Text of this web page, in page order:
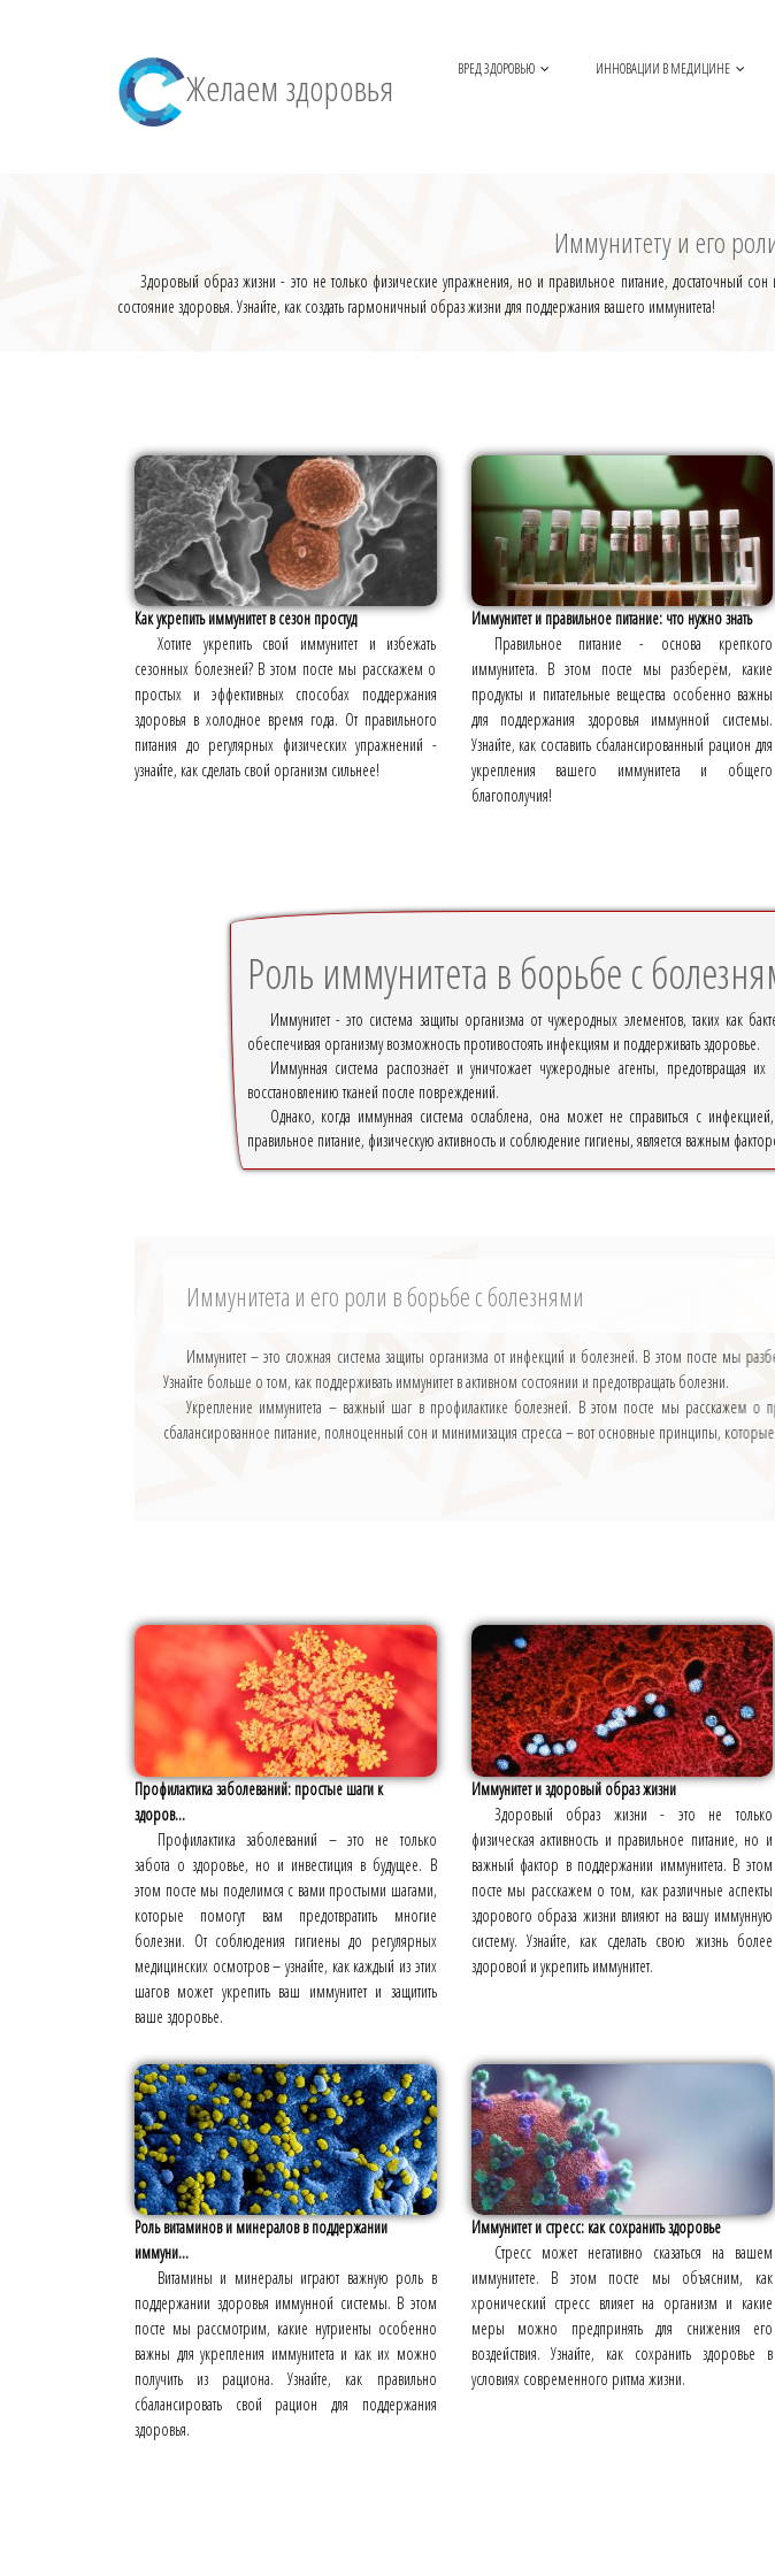
Желаем здоровья ВРЕД ЗДОРОВЬЮ ИННОВАЦИИ В МЕДИЦИНЕ
Иммунитету и его
Здоровый образ жизни - это не только физические упражнения, но и правильное питание, достаточный
состояние здоровья. Узнайте, как создать гармоничный образ жизни для поддержания вашего иммунитета!
Как укрепить иммунитет в сезон простуд
Хотите укрепить свой иммунитет и избежать
сезонных болезней? В этом посте мы расскажем о
простых и эффективных способах поддержания
здоровья в холодное время года. От правильного
питания до регулярных физических упражнений -
узнайте, как сделать свой организм сильнее!
Иммунитет и правильное питание: что нужно знать
Правильное питание - основа крепкого
иммунитета. В этом посте мы разберём, какие
продукты и питательные вещества особенно важны
для поддержания здоровья иммунной системы.
Узнайте, как составить сбалансированный рацион для
укрепления вашего иммунитета и общего
благополучия!
Роль иммунитета в борьбе с
Иммунитет - это система защиты организма от чужеродных элементов, таких как
обеспечивая организму возможность противостоять инфекциям и поддерживать здоровье.
Иммунная система распознаёт и уничтожает чужеродные агенты, предотвращая
восстановлению тканей после повреждений.
Однако, когда иммунная система ослаблена, она может не справиться с
правильное питание, физическую активность и соблюдение гигиены, является важным
Иммунитета и его роли в борьбе с болезнями
Иммунитет – это сложная система защиты организма от инфекций и болезней. В этом посте мы
Узнайте больше о том, как поддерживать иммунитет в активном состоянии и предотвращать болезни.
Укрепление иммунитета – важный шаг в профилактике болезней. В этом посте мы расскажем о
сбалансированное питание, полноценный сон и минимизация стресса – вот основные принципы, которые
Профилактика заболеваний: простые шаги к
здоров...
Профилактика заболеваний – это не только
забота о здоровье, но и инвестиция в будущее. В
этом посте мы поделимся с вами простыми шагами,
которые помогут вам предотвратить многие
болезни. От соблюдения гигиены до регулярных
медицинских осмотров – узнайте, как каждый из этих
шагов может укрепить ваш иммунитет и защитить
ваше здоровье.
Иммунитет и здоровый образ жизни
Здоровый образ жизни - это не только
физическая активность и правильное питание, но и
важный фактор в поддержании иммунитета. В этом
посте мы расскажем о том, как различные аспекты
здорового образа жизни влияют на вашу иммунную
систему. Узнайте, как сделать свою жизнь более
здоровой и укрепить иммунитет.
Роль витаминов и минералов в поддержании
иммуни...
Витамины и минералы играют важную роль в
поддержании здоровья иммунной системы. В этом
посте мы рассмотрим, какие нутриенты особенно
важны для укрепления иммунитета и как их можно
получить из рациона. Узнайте, как правильно
сбалансировать свой рацион для поддержания
здоровья.
Иммунитет и стресс: как сохранить здоровье
Стресс может негативно сказаться на вашем
иммунитете. В этом посте мы объясним, как
хронический стресс влияет на организм и какие
меры можно предпринять для снижения его
воздействия. Узнайте, как сохранить здоровье в
условиях современного ритма жизни.